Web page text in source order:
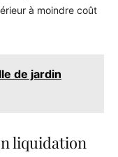
à moindre coût
de jardin
liquidation